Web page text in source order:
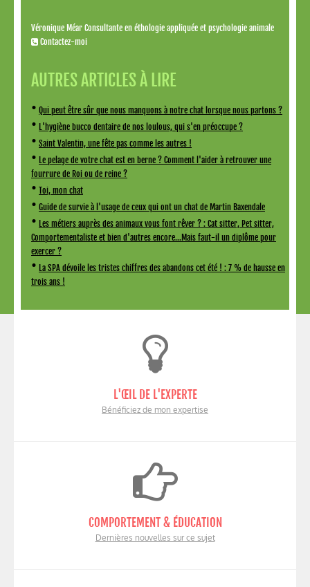
Véronique Méar Consultante en éthologie appliquée et psychologie animale
Contactez-moi
AUTRES ARTICLES À LIRE
• Qui peut être sûr que nous manquons à notre chat lorsque nous partons ?
• L'hygiène bucco dentaire de nos loulous, qui s'en préoccupe ?
• Saint Valentin, une fête pas comme les autres !
• Le pelage de votre chat est en berne ? Comment l'aider à retrouver une
fourrure de Roi ou de reine ?
• Toi, mon chat
• Guide de survie à l'usage de ceux qui ont un chat de Martin Baxendale
• Les métiers auprès des animaux vous font rêver ? : Cat sitter, Pet sitter,
Comportementaliste et bien d'autres encore...Mais faut-il un diplôme pour
exercer ?
• La SPA dévoile les tristes chiffres des abandons cet été ! : 7 % de hausse en
trois ans !
L'ŒIL DE L'EXPERTE
Bénéficiez de mon expertise
COMPORTEMENT & ÉDUCATION
Dernières nouvelles sur ce sujet